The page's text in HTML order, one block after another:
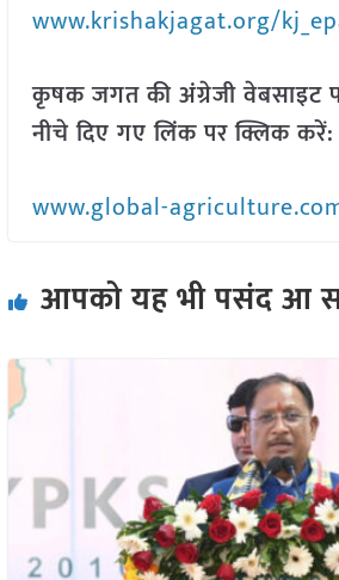
www.krishakjagat.org/
कृषक जगत की अंग्रेजी वेबसाइट
नीचे दिए गए लिंक पर क्लिक करें:
www.global-
आपको यह भी पसंद आ